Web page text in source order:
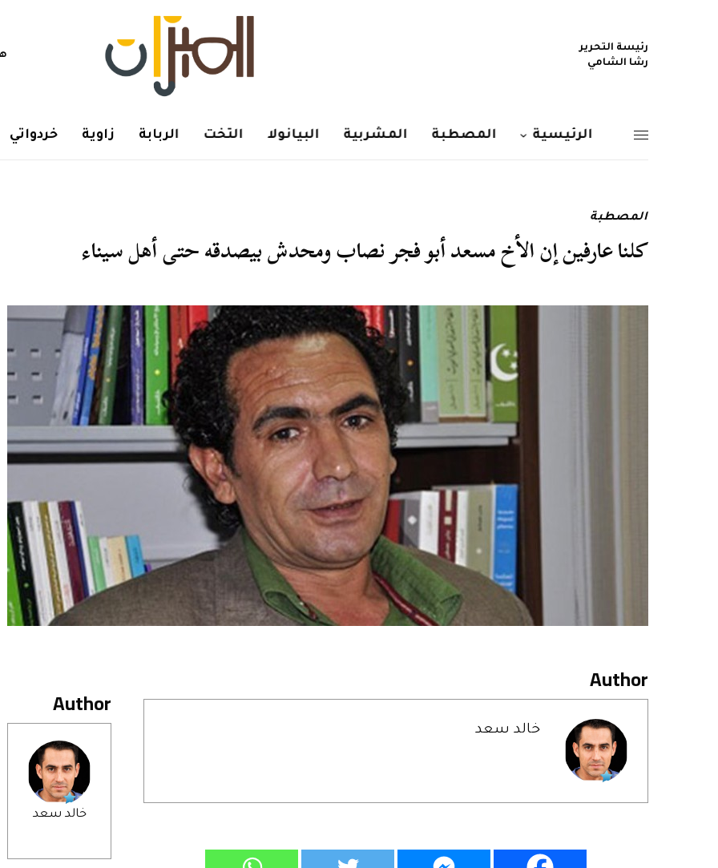
رئيسة التحرير
رشا الشامي
الرئيسية المصطبة المشربية البيانولا التخت الربابة زاوية خردواتي
المصطبة
كلنا عارفين إن الأخ مسعد أبو فجر نصاب ومحدش بيصدقه حتى أهل سيناء
Author
خالد سعد
Author
خالد سعد